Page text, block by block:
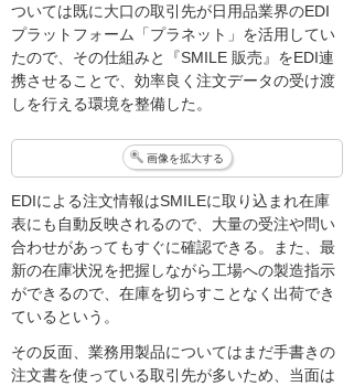
ついては既に大口の取引先が日用品業界のEDI
プラットフォーム「プラネット」を活用してい
たので、その仕組みと『SMILE 販売』をEDI連
携させることで、効率良く注文データの受け渡
しを行える環境を整備した。
画像を拡大する
EDIによる注文情報はSMILEに取り込まれ在庫
表にも自動反映されるので、大量の受注や問い
合わせがあってもすぐに確認できる。また、最
新の在庫状況を把握しながら工場への製造指示
ができるので、在庫を切らすことなく出荷でき
ているという。
その反面、業務用製品についてはまだ手書きの
注文書を使っている取引先が多いため、当面は